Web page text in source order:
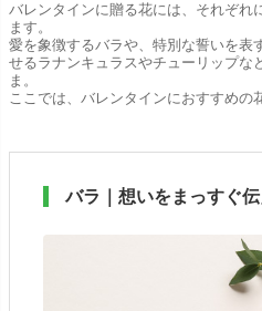
バレンタインに贈る花には、それぞれ
ます。
愛を象徴するバラや、特別な誓いを表
せるラナンキュラスやチューリップな
ま。
ここでは、バレンタインにおすすめの
バラ｜想いをまっすぐ